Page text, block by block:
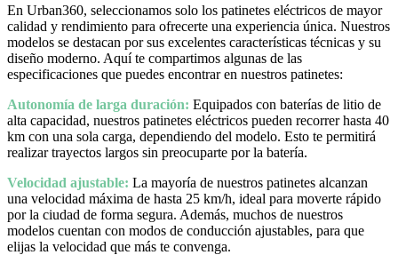
En Urban360, seleccionamos solo los patinetes eléctricos de mayor
calidad y rendimiento para ofrecerte una experiencia única. Nuestros
modelos se destacan por sus excelentes características técnicas y su
diseño moderno. Aquí te compartimos algunas de las
especificaciones que puedes encontrar en nuestros patinetes:
Autonomía de larga duración: Equipados con baterías de litio de
alta capacidad, nuestros patinetes eléctricos pueden recorrer hasta 40
km con una sola carga, dependiendo del modelo. Esto te permitirá
realizar trayectos largos sin preocuparte por la batería.
Velocidad ajustable: La mayoría de nuestros patinetes alcanzan
una velocidad máxima de hasta 25 km/h, ideal para moverte rápido
por la ciudad de forma segura. Además, muchos de nuestros
modelos cuentan con modos de conducción ajustables, para que
elijas la velocidad que más te convenga.